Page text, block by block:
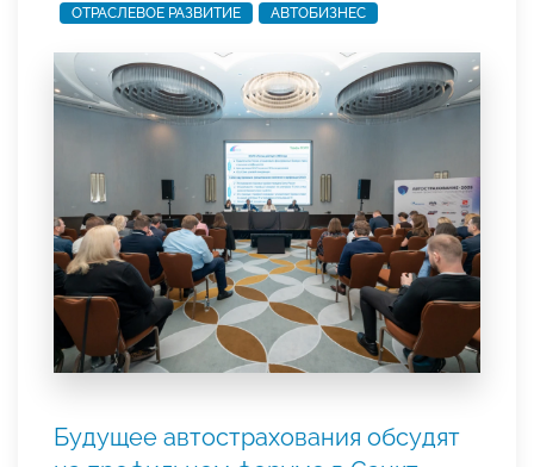
ОТРАСЛЕВОЕ РАЗВИТИЕ АВТОБИЗНЕС
Будущее автострахования обсудят